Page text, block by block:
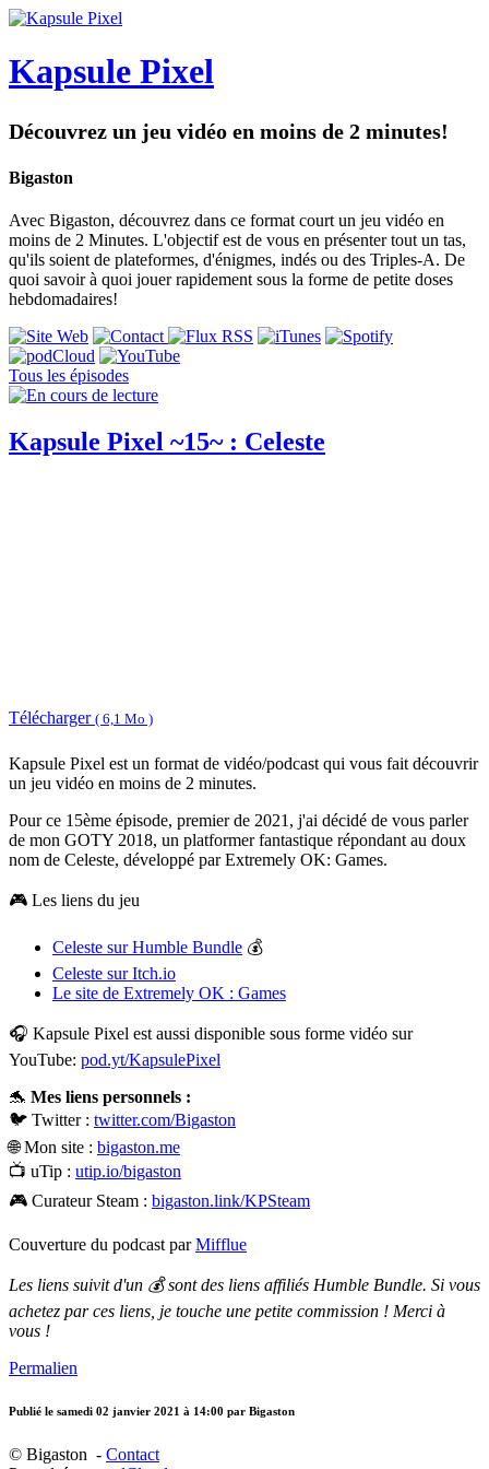
Kapsule Pixel
Découvrez un jeu vidéo en moins de 2 minutes!
Bigaston
Avec Bigaston, découvrez dans ce format court un jeu vidéo en
moins de 2 Minutes. L'objectif est de vous en présenter tout un tas,
qu'ils soient de plateformes, d'énigmes, indés ou des Triples-A. De
quoi savoir à quoi jouer rapidement sous la forme de petite doses
hebdomadaires!
Tous les épisodes
Kapsule Pixel ~15~ : Celeste
Télécharger ( 6,1 Mo )
Kapsule Pixel est un format de vidéo/podcast qui vous fait découvrir
un jeu vidéo en moins de 2 minutes.
Pour ce 15ème épisode, premier de 2021, j'ai décidé de vous parler
de mon GOTY 2018, un platformer fantastique répondant au doux
nom de Celeste, développé par Extremely OK: Games.
🎮 Les liens du jeu
Celeste sur Humble Bundle 💰
Celeste sur Itch.io
Le site de Extremely OK : Games
🎧 Kapsule Pixel est aussi disponible sous forme vidéo sur
YouTube: pod.yt/KapsulePixel
🐬 Mes liens personnels :
🐦 Twitter : twitter.com/Bigaston
🌐 Mon site : bigaston.me
📺 uTip : utip.io/bigaston
🎮 Curateur Steam : bigaston.link/KPSteam
Couverture du podcast parMifflue
Les liens suivit d'un 💰 sont des liens affiliés Humble Bundle. Si vous
achetez par ces liens, je touche une petite commission ! Merci à
vous !
Permalien
Publié le samedi 02 janvier 2021 à 14:00 par Bigaston
© Bigaston - Contact